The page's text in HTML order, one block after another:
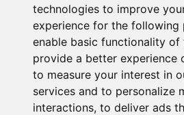
technologies to improve
experience for the following
enable basic functionality of
provide a better experience
to measure your interest in
services and to personalize
interactions, to deliver ads